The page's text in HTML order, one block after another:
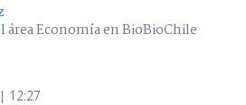
área Economía en BioBioChile
12:27